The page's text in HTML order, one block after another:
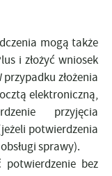
mogą także
i złożyć wniosek
złożenia
elektroniczną,
przyjęcia
potwierdzenia
sprawy).
potwierdzenie bez